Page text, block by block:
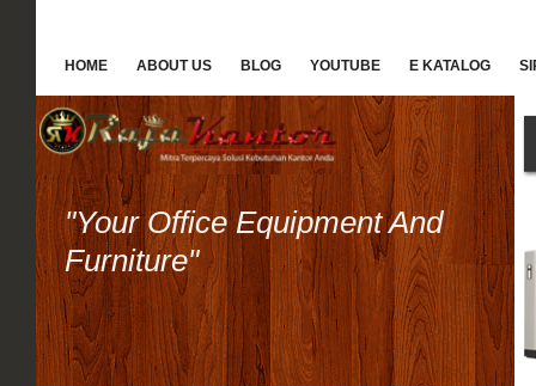
HOME ABOUT US BLOG YOUTUBE E KATALOG
"Your Office Equipment And
Furniture"